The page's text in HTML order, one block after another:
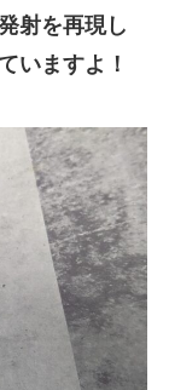
射を再現し
いますよ！